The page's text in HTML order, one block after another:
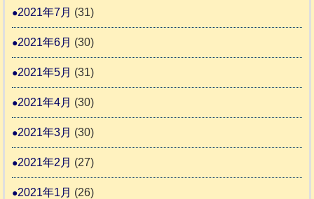
2021年7月 (31)
2021年6月 (30)
2021年5月 (31)
2021年4月 (30)
2021年3月 (30)
2021年2月 (27)
2021年1月 (26)